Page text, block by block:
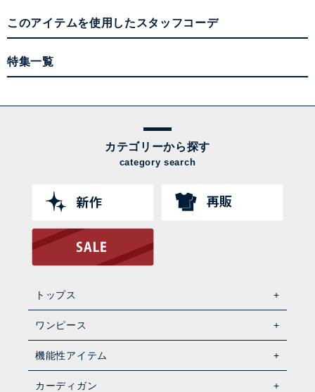
このアイテムを使用したスタッフコーデ
特集一覧
カテゴリーから探す
category search
トップス
ワンピース
機能性アイテム
カーディガン